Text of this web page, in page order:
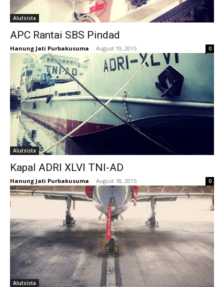
Alutsista
APC Rantai SBS Pindad
Hanung Jati Purbakusuma - August 19, 2015 0
Alutsista
Kapal ADRI XLVI TNI-AD
Hanung Jati Purbakusuma - August 18, 2015 0
Alutsista